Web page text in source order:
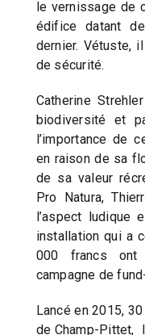
le vernissage de
édifice datant
dernier. Vétuste,
de sécurité.
Catherine
biodiversité et
l’importance de
en raison de sa
de sa valeur
Pro Natura,
l’aspect ludique
installation qui a
000 francs
campagne de
Lancé en 2015,
de Champ-Pittet,